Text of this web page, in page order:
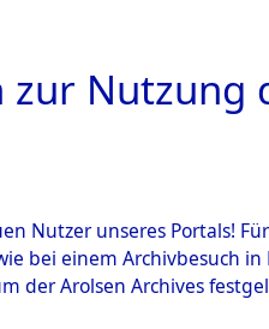
Nutzung
Nutzer unseres Portals!
bei einem Archivbesuch
der Arolsen Archives